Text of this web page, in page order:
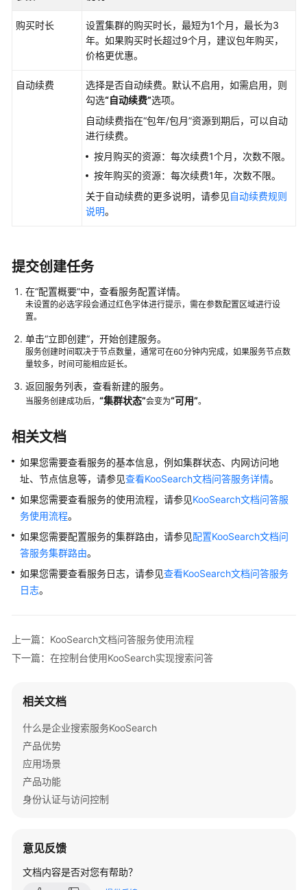
购买时长
设置集群的购买时长，最短为1个月，最长为3
年。如果购买时长超过9个月，建议包年购买，
价格更优惠。
自动续费
选择是否自动续费。默认不启用，如需启用，则
勾选“自动续费”选项。
自动续费指在“包年/包月”资源到期后，可以自动
进行续费。
按月购买的资源：每次续费1个月，次数不限。
按年购买的资源：每次续费1年，次数不限。
关于自动续费的更多说明，请参见自动续费规则
说明。
提交创建任务
在“配置概要”中，查看服务配置详情。
未设置的必选字段会通过红色字体进行提示，需在参数配置区域进行设
置。
单击“立即创建”，开始创建服务。
服务创建时间取决于节点数量，通常可在60分钟内完成，如果服务节点数
量较多，时间可能相应延长。
返回服务列表，查看新建的服务。
当服务创建成功后， “集群状态”会变为“可用”。
相关文档
如果您需要查看服务的基本信息，例如集群状态、内网访问地
址、节点信息等，请参见查看KooSearch文档问答服务详情。
如果您需要查看服务的使用流程，请参见KooSearch文档问答服
务使用流程。
如果您需要配置服务的集群路由，请参见配置KooSearch文档问
答服务集群路由。
如果您需要查看服务日志，请参见查看KooSearch文档问答服务
日志。
上一篇：KooSearch文档问答服务使用流程
下一篇：在控制台使用KooSearch实现搜索问答
相关文档
什么是企业搜索服务KooSearch
产品优势
应用场景
产品功能
身份认证与访问控制
意见反馈
文档内容是否对您有帮助？